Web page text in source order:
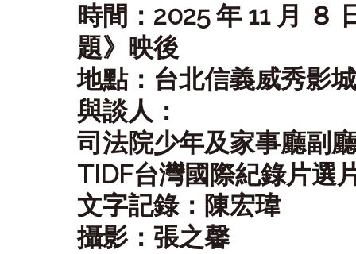
時間：2025 年 11 月 ８
題》映後
地點：台北信義威秀影城
與談人：
司法院少年及家事廳副
TIDF台灣國際紀錄片選
文字記錄：陳宏瑋
攝影：張之馨